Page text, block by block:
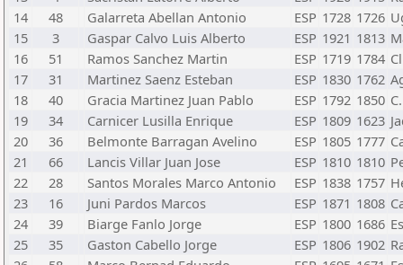
14
48 Galarreta Abellan Antonio ESP 1728 1726
15
3 Gaspar Calvo Luis Alberto ESP 1921 1813
16
51 Ramos Sanchez Martin ESP 1719 1784
17
31 Martinez Saenz Esteban ESP 1830 1762
18
40 Gracia Martinez Juan Pablo ESP 1792 1850
19
34 Carnicer Lusilla Enrique ESP 1809 1623
20
36 Belmonte Barragan Avelino ESP 1805 1777
21
66 Lancis Villar Juan Jose ESP 1810 1810
22
28 Santos Morales Marco Antonio ESP 1838 1757
23
16 Juni Pardos Marcos ESP 1871 1808
24
39 Biarge Fanlo Jorge ESP 1800 1686
25
35 Gaston Cabello Jorge ESP 1806 1902